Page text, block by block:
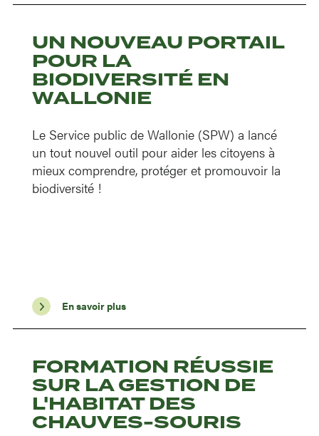
UN NOUVEAU PORTAIL
POUR LA
BIODIVERSITÉ EN
WALLONIE
Le Service public de Wallonie (SPW) a lancé
un tout nouvel outil pour aider les citoyens à
mieux comprendre, protéger et promouvoir la
biodiversité !
En savoir plus
FORMATION RÉUSSIE
SUR LA GESTION DE
L'HABITAT DES
CHAUVES-SOURIS